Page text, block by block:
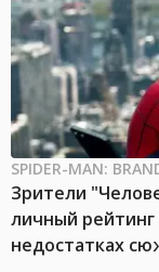
SPIDER-MAN:
Зрители
личный
недостатках